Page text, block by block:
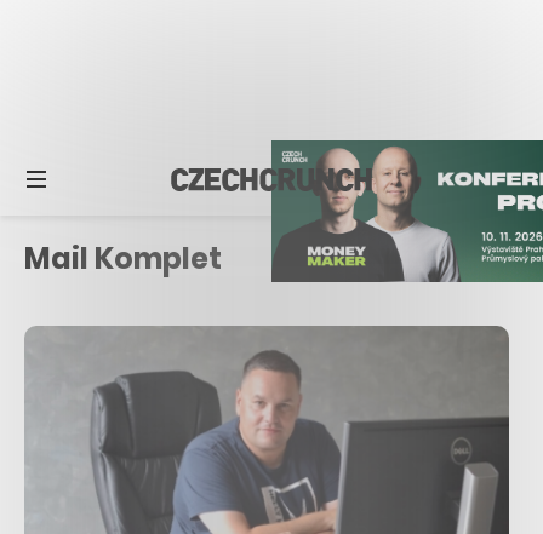
Mail Komplet